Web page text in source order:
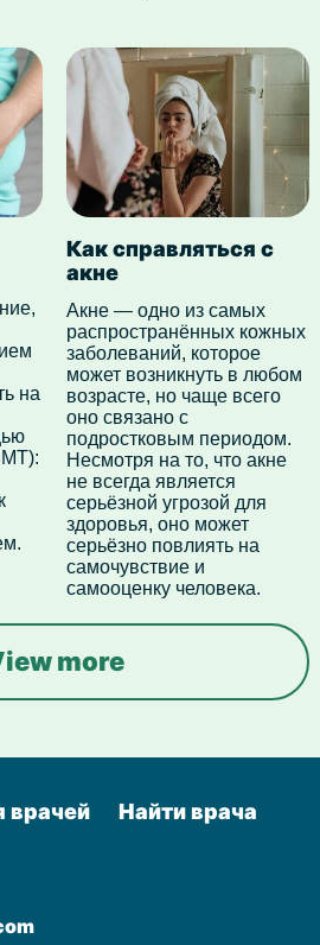
на
Как справляться с
акне
Акне — одно из самых
распространённых кожных
заболеваний, которое
может возникнуть в любом
возрасте, но чаще всего
оно связано с
подростковым периодом.
Несмотря на то, что акне
не всегда является
серьёзной угрозой для
здоровья, оно может
серьёзно повлиять на
самочувствие и
самооценку человека.
more
врачей
Найти врача